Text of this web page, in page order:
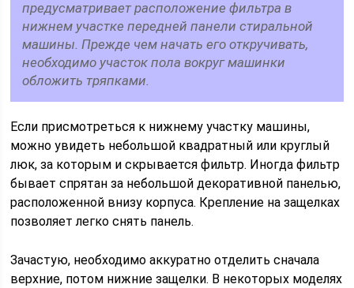
предусматривает расположение фильтра в
нижнем участке передней панели стиральной
машины. Прежде чем начать его откручивать,
необходимо участок пола вокруг машинки
обложить тряпками.
Если присмотреться к нижнему участку машины,
можно увидеть небольшой квадратный или круглый
люк, за которым и скрывается фильтр. Иногда фильтр
бывает спрятан за небольшой декоративной панелью,
расположенной внизу корпуса. Крепление на защелках
позволяет легко снять панель.
Зачастую, необходимо аккуратно отделить сначала
верхние, потом нижние защелки. В некоторых моделях